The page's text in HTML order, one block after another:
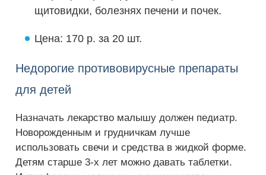
щитовидки, болезнях печени и почек.
Цена: 170 р. за 20 шт.
Недорогие противовирусные препараты
для детей
Назначать лекарство малышу должен педиатр.
Новорожденным и грудничкам лучше
использовать свечи и средства в жидкой форме.
Детям старше 3-х лет можно давать таблетки.